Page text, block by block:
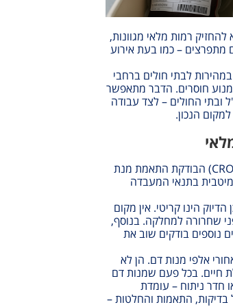
רמות מלאי מגוונות,
מתפרצים – כמו בעת אירוע
לבתי חולים ברחבי
חוסרים. הדבר מתאפשר
ובתי החולים – לצד עבודה
הנכון.
) הבודקת התאמת מנת
בתנאי המעבדה
הינו קריטי. אין מקום
שחרורה למחלקה. בנוסף,
2 אנשים שונים נוספים בודקים שוב את
אלפי מנות דם. הן לא
חיים. בכל פעם שמנות דם
חדר ניתוח – עומדת
התאמות והחלטות –